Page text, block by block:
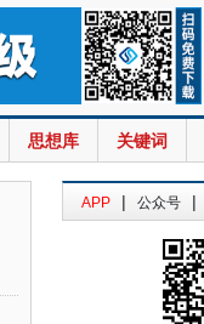
思想库 关键词
APP | 公众号 |